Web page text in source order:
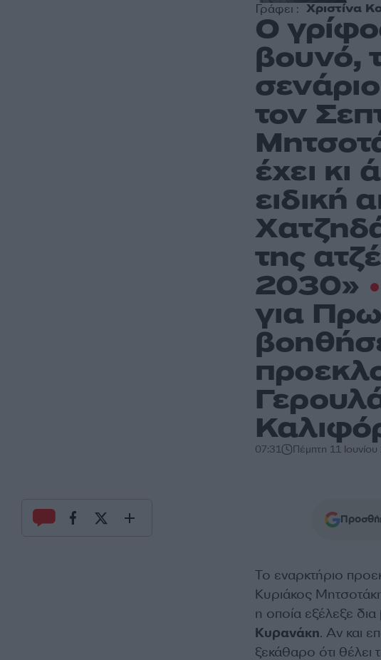
Γράφει : Χριστίνα
Ο
βουνό,
τον
έχει κι
ειδική
της
2030»
για
07:31 Πέμπτη 11
Το εναρκτήριο
Κυριάκος
η οποία εξέλεξε
Κυρανάκη. Αν και
ξεκάθαρο ότι θέλει